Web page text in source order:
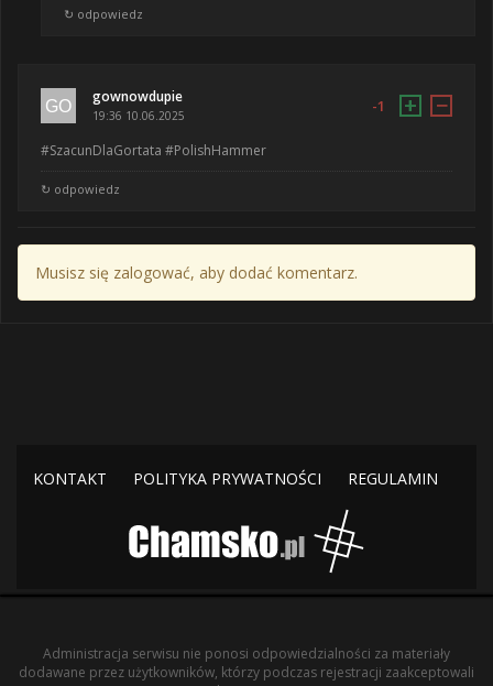
↻ odpowiedz
gownowdupie
19:36 10.06.2025
-1 + −
#SzacunDlaGortata #PolishHammer
↻ odpowiedz
Musisz się zalogować, aby dodać komentarz.
KONTAKT POLITYKA PRYWATNOŚCI REGULAMIN
Administracja serwisu nie ponosi odpowiedzialności za materiały
dodawane przez użytkowników, którzy podczas rejestracji zaakceptowali